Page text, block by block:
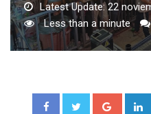
Latest Update: 22
Less than a minute
Google+